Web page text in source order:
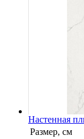
Настенная
Размер, см